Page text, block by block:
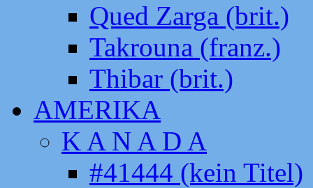
Qued Zarga (brit.)
Takrouna (franz.)
Thibar (brit.)
AMERIKA
K A N A D A
#41444 (kein Titel)